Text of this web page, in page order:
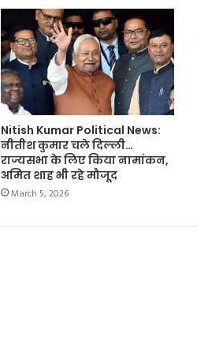
Nitish Kumar Political News:
नीतीश कुमार चले दिल्ली…
राज्यसभा के लिए किया नामांकन,
अमित शाह भी रहे मौजूद
March 5, 2026